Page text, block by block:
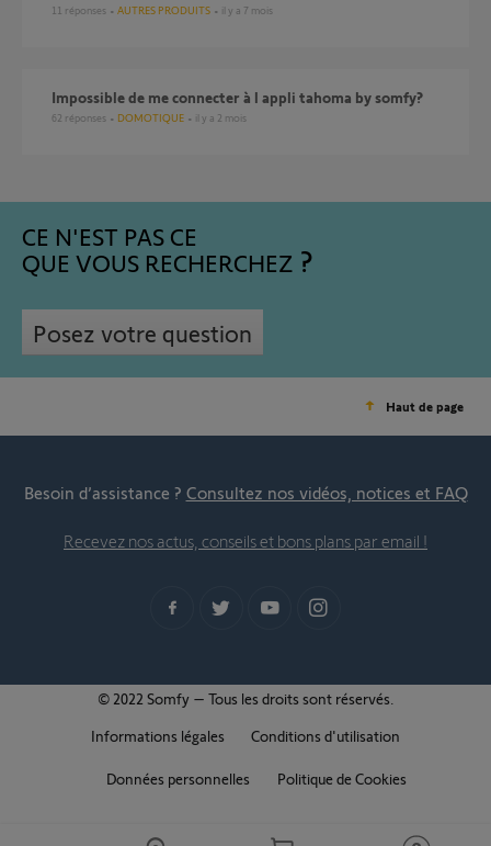
11 réponses AUTRES PRODUITS il y a 7 mois
Impossible de me connecter à l appli tahoma by somfy?
62 réponses DOMOTIQUE il y a 2 mois
CE N'EST PAS CE
QUE VOUS RECHERCHEZ
Posez votre question
Haut de page
Besoin d’assistance ? Consultez nos vidéos, notices et FAQ
Recevez nos actus, conseils et bons plans par email !
© 2022 Somfy – Tous les droits sont réservés.
Informations légales
Conditions d'utilisation
Données personnelles Politique de Cookies